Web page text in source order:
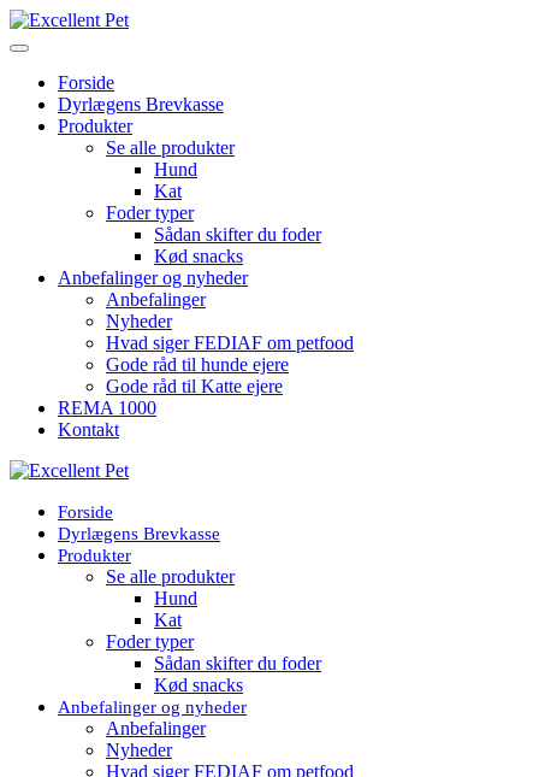
Forside
Dyrlægens Brevkasse
Produkter
Se alle produkter
Hund
Kat
Foder typer
Sådan skifter du foder
Kød snacks
Anbefalinger og nyheder
Anbefalinger
Nyheder
Hvad siger FEDIAF om petfood
Gode råd til hunde ejere
Gode råd til Katte ejere
REMA 1000
Kontakt
Forside
Dyrlægens Brevkasse
Produkter
Se alle produkter
Hund
Kat
Foder typer
Sådan skifter du foder
Kød snacks
Anbefalinger og nyheder
Anbefalinger
Nyheder
Hvad siger FEDIAF om petfood